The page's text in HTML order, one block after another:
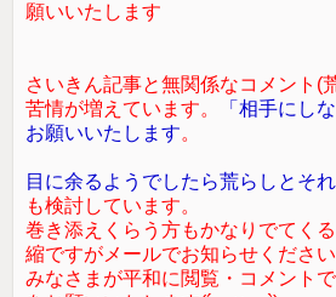
願いいたします
さいきん記事と無関係なコメント(
苦情が増えています。
「相手にし
お願いいたします。
目に余るようでしたら荒らしとそ
も検討しています。
巻き添えくらう方もかなりでてく
縮ですがメールでお知らせください
みなさまが平和に閲覧・コメント